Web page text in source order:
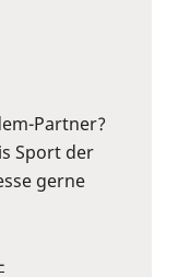
Partner?
Sport der
gerne